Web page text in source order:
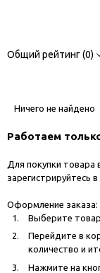
Общий рейтинг (0)
Ничего не найдено
Работаем
Для покупки товара
зарегистрируйтесь в
Оформление заказа:
Выберите
Перейдите в
количество и
Нажмите на